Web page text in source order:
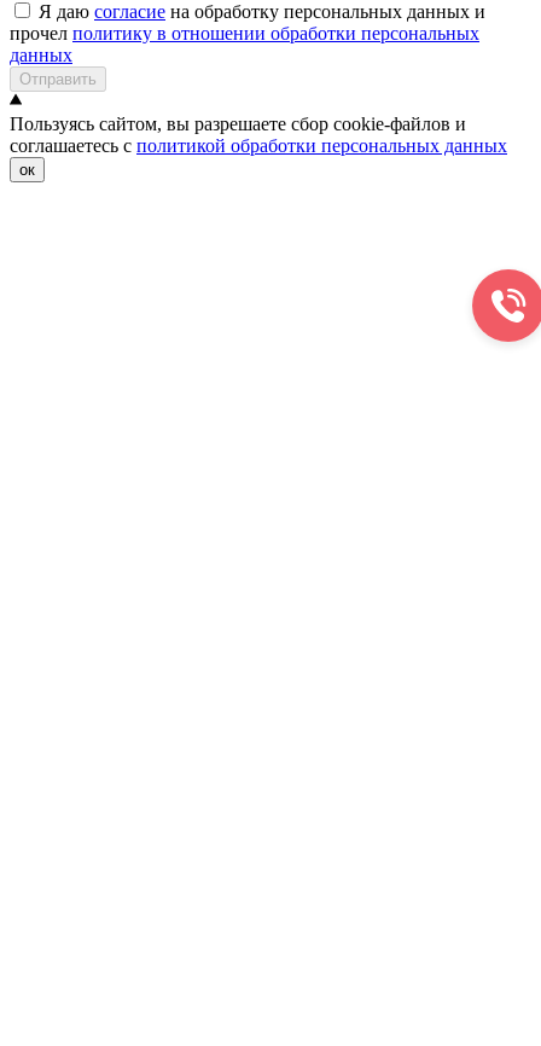
Я даю согласие на обработку персональных данных и
прочел политику в отношении обработки персональных
данных
Отправить
Пользуясь сайтом, вы разрешаете сбор cookie-файлов и
соглашаетесь с политикой обработки персональных данных
ок